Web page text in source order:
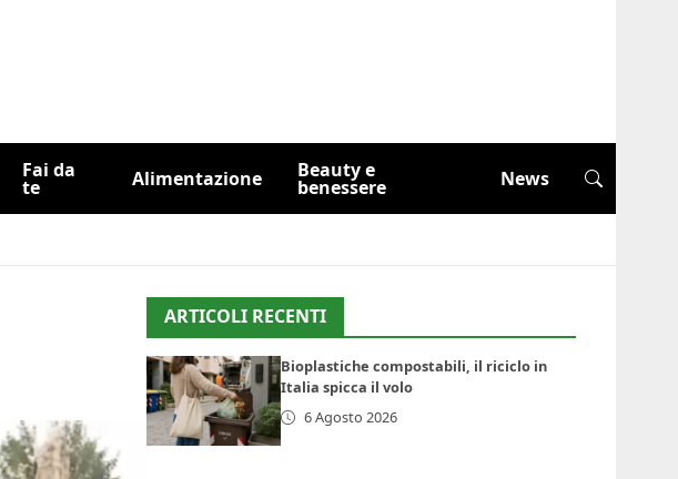
Fai da
te Alimentazione Beauty e
benessere News
ARTICOLI RECENTI
Bioplastiche compostabili, il riciclo in
Italia spicca il volo
6 Agosto 2026